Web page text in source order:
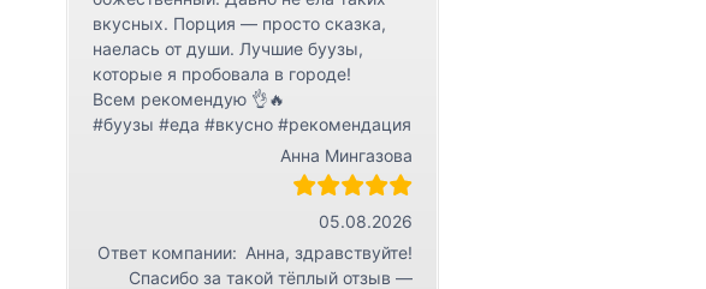
вкусных. Порция — просто сказка,
наелась от души. Лучшие буузы,
которые я пробовала в городе!
Всем рекомендую 👌🔥
#буузы #еда #вкусно #рекомендация
Анна Мингазова
05.08.2026
Ответ компании: Анна, здравствуйте!
Спасибо за такой тёплый отзыв —